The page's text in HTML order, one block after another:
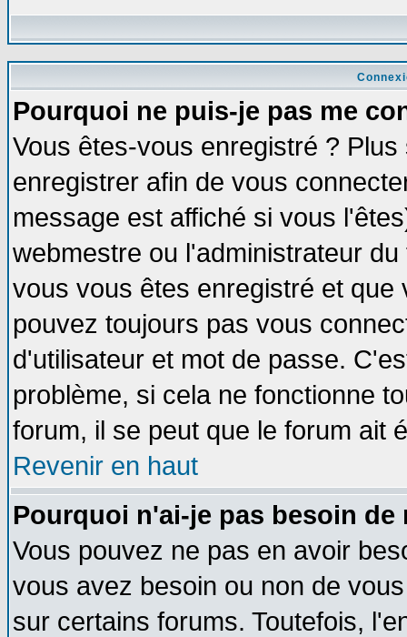
Pourquoi ne puis-je pas me
Vous êtes-vous enregistré ?
enregistrer afin de vous
message est affiché si vous
webmestre ou l'administrateur
vous vous êtes enregistré et
pouvez toujours pas vous
d'utilisateur et mot de passe.
problème, si cela ne fonctionne
forum, il se peut que le forum ait
Revenir en haut
Pourquoi n'ai-je pas besoin de
Vous pouvez ne pas en avoir
vous avez besoin ou non de
sur certains forums. Toutefois,